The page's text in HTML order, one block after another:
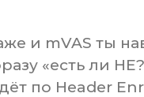
и mVAS ты
«есть ли
по Header